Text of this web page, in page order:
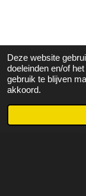
Deze website
doeleinden en/of
gebruik te blijven
akkoord.